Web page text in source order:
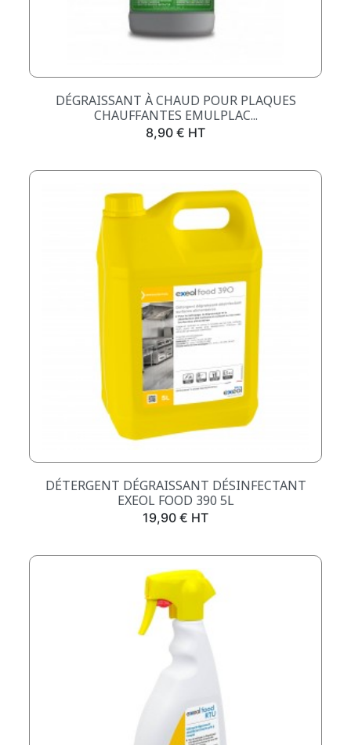
DÉGRAISSANT À CHAUD POUR PLAQUES
CHAUFFANTES EMULPLAC...
Prix
8,90 € HT
DÉTERGENT DÉGRAISSANT DÉSINFECTANT
EXEOL FOOD 390 5L
Prix
19,90 € HT